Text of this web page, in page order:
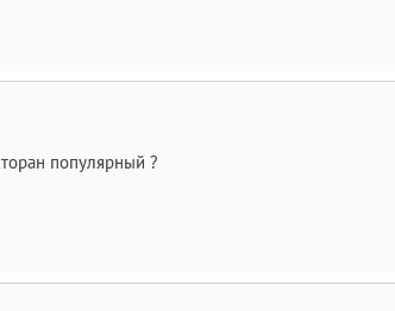
популярный ?